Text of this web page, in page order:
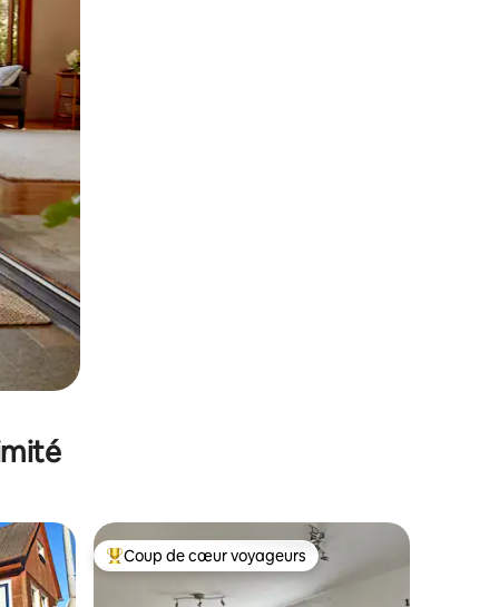
glisser.
Coups de cœur voyageurs les plus appréciés
Coup de cœur voyageurs